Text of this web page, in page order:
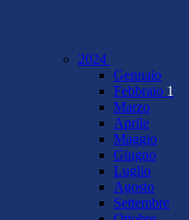
2024
Gennaio
Febbraio 1
Marzo
Aprile
Maggio
Giugno
Luglio
Agosto
Settembre